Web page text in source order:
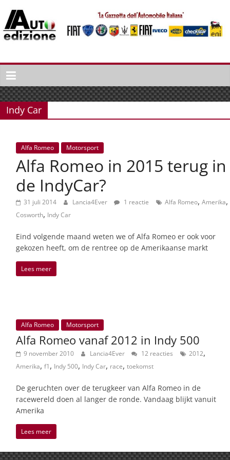
naar
inhoud
Auto
Edizione
La
Gazetta
dell'Automobile
Italiaans
autonieuws
lifestyle
Indy Car
Alfa Romeo Motorsport
Alfa Romeo in 2015 terug in
de IndyCar?
31 juli 2014 Lancia4Ever 1 reactie Alfa Romeo, Amerika,
Cosworth, Indy Car
Eind volgende maand weten we of Alfa Romeo er ook voor
gekozen heeft, om de rentree op de Amerikaanse markt
Lees meer
Alfa Romeo Motorsport
Alfa Romeo vanaf 2012 in Indy 500
9 november 2010 Lancia4Ever 12 reacties 2012,
Amerika, f1, Indy 500, Indy Car, race, toekomst
De geruchten over de terugkeer van Alfa Romeo in de
racewereld doen al langer de ronde. Vandaag blijkt vanuit
Amerika
Lees meer